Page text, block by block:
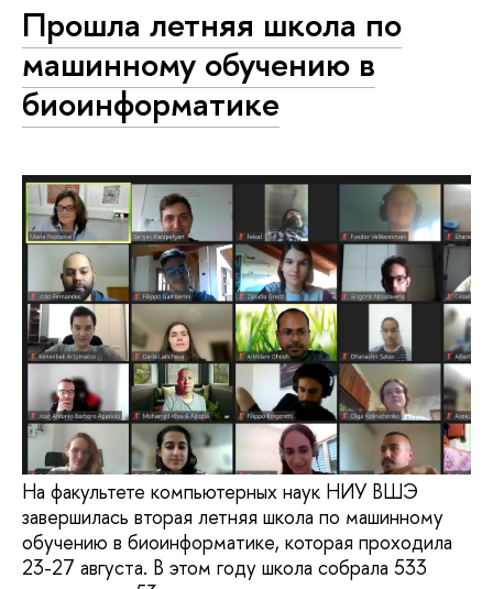
Прошла летняя школа по
машинному обучению в
биоинформатике
На факультете компьютерных наук НИУ ВШЭ
завершилась вторая летняя школа по машинному
обучению в биоинформатике, которая проходила
23-27 августа. В этом году школа собрала 533